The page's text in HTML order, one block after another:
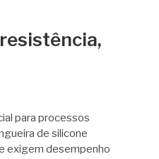
para processos
de silicone
exigem desempenho